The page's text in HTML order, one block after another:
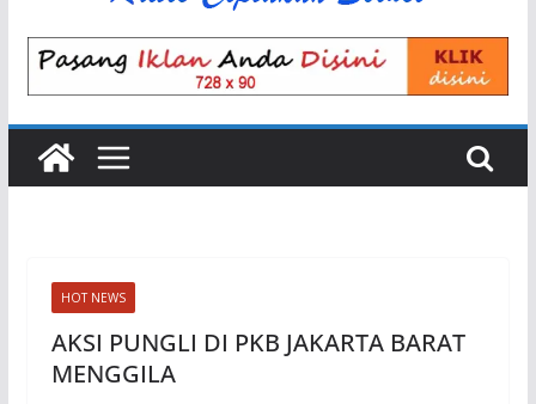
HOT NEWS
AKSI PUNGLI DI PKB JAKARTA BARAT
MENGGILA